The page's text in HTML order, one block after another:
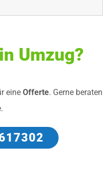
Umzug?
eine Offerte. Gerne beraten